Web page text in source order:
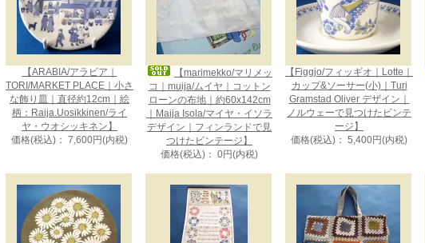
【ARABIA/アラビア｜
TORI/MARKET PLACE｜小さ
な飾り皿｜直径約12cm｜絵
柄：Raija.Uosikkinen/ライ
ヤ・ウオシッキネン】
価格(税込)： 7,600円(内税)
【marimekko/マリメッ
コ｜muija/ムイヤ｜コットン
ローンの布地｜約60x142cm
｜Maija Isola/マイヤ・イソラ
デザイン｜フィンランドで見
つけたビンテージ】
価格(税込)： 0円(内税)
【Figgjo/フィッギオ｜Lotte｜
カップ&ソーサー(小)｜Turi
Gramstad Oliver デザイン｜
ノルウェーで見つけたビンテ
ージ】
価格(税込)： 5,400円(内税)